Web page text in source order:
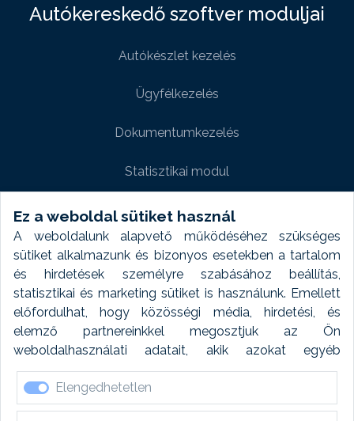
Ez a weboldal sütiket használ
A weboldalunk alapvető működéséhez szükséges
sütiket alkalmazunk és bizonyos esetekben a tartalom
és hirdetések személyre szabásához beállítás,
statisztikai és marketing sütiket is használunk. Emellett
előfordulhat, hogy közösségi média, hirdetési, és
elemző partnereinkkel megosztjuk az Ön
weboldalhasználati adatait, akik azokat egyéb
forrásokból gyűjtött adatokkal kombinálhatják. A sütik
elfogadásával kapcsolatosan naplózást végzünk és
ezen adatokat 6 hónap után automatikusan töröljük. A
Elengedhetetlen
Autókereskedő szoftver moduljai
Autókészlet kezelés
Ügyfélkezelés
Dokumentumkezelés
Statisztikai modul
Weboldal modul
Fényképtár extra modul
Autómosó modul
Feladatütemezés